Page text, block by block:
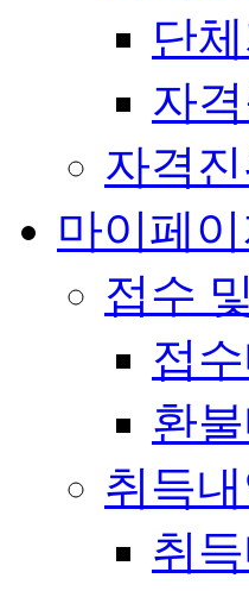
단
자
자격
마이페이
접수
접
환
취득내
취